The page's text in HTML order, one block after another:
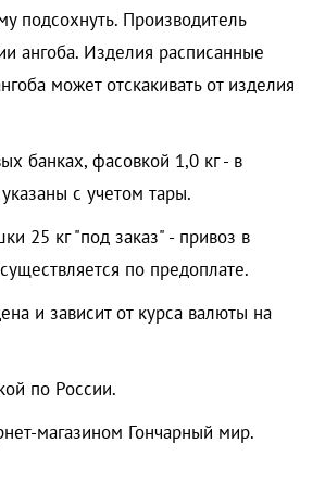
подсохнуть. Производитель
ангоба. Изделия расписанные
может отскакивать от изделия
банках, фасовкой 1,0 кг - в
с учетом тары.
25 кг "под заказ" - привоз в
по предоплате.
и зависит от курса валюты на
по России.
магазином Гончарный мир.